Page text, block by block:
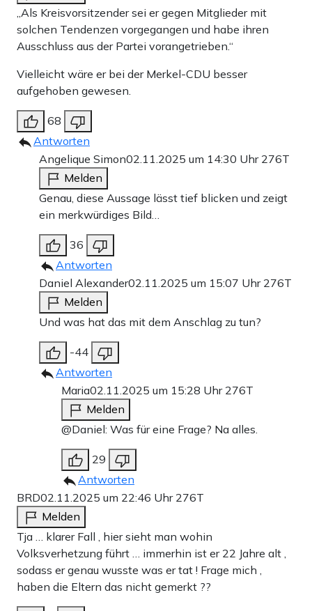
„Als Kreisvorsitzender sei er gegen Mitglieder mit
solchen Tendenzen vorgegangen und habe ihren
Ausschluss aus der Partei vorangetrieben.“
Vielleicht wäre er bei der Merkel-CDU besser
aufgehoben gewesen.
68
Antworten
Angelique Simon02.11.2025 um 14:30 Uhr 276T
Melden
Genau, diese Aussage lässt tief blicken und zeigt
ein merkwürdiges Bild…
36
Antworten
Daniel Alexander02.11.2025 um 15:07 Uhr 276T
Melden
Und was hat das mit dem Anschlag zu tun?
-44
Antworten
Maria02.11.2025 um 15:28 Uhr 276T
Melden
@Daniel: Was für eine Frage? Na alles.
29
Antworten
BRD02.11.2025 um 22:46 Uhr 276T
Melden
Tja … klarer Fall , hier sieht man wohin
Volksverhetzung führt … immerhin ist er 22 Jahre alt ,
sodass er genau wusste was er tat ! Frage mich ,
haben die Eltern das nicht gemerkt ??